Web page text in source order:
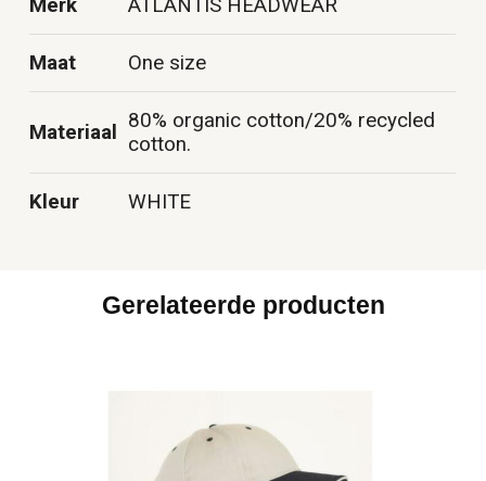
Merk ATLANTIS HEADWEAR
Maat One size
Materiaal 80% organic cotton/20% recycled
cotton.
Kleur WHITE
Gerelateerde producten